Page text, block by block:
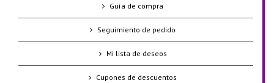
Guía de compra
Seguimiento de pedido
Mi lista de deseos
Cupones de descuentos